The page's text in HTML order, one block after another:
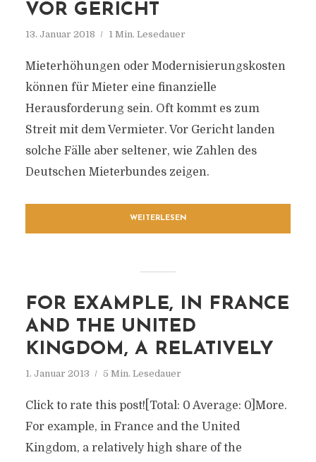
VOR GERICHT
13. Januar 2018 1 Min. Lesedauer
Mieterhöhungen oder Modernisierungskosten
können für Mieter eine finanzielle
Herausforderung sein. Oft kommt es zum
Streit mit dem Vermieter. Vor Gericht landen
solche Fälle aber seltener, wie Zahlen des
Deutschen Mieterbundes zeigen.
WEITERLESEN
FOR EXAMPLE, IN FRANCE
AND THE UNITED
KINGDOM, A RELATIVELY
1. Januar 2013 5 Min. Lesedauer
Click to rate this post![Total: 0 Average: 0]More.
For example, in France and the United
Kingdom, a relatively high share of the